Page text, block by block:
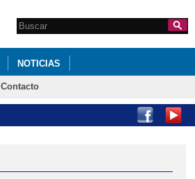
Formulario de
búsqueda
Search this site
NOTICIAS
Contacto